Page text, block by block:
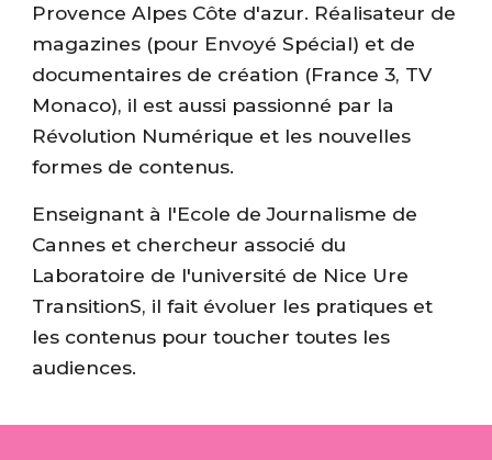
Provence Alpes Côte d'azur. Réalisateur de
magazines (pour Envoyé Spécial) et de
documentaires de création (France 3, TV
Monaco), il est aussi passionné par la
Révolution Numérique et les nouvelles
formes de contenus.
Enseignant à l'Ecole de Journalisme de
Cannes et chercheur associé du
Laboratoire de l'université de Nice Ure
TransitionS, il fait évoluer les pratiques et
les contenus pour toucher toutes les
audiences.